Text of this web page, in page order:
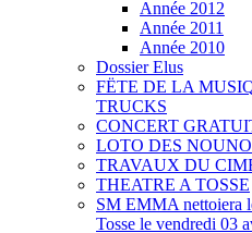
Année 2012
Année 2011
Année 2010
Dossier Elus
FËTE DE LA
TRUCKS
CONCERT
LOTO DES
TRAVAUX DU
THEATRE A TOSSE
SM EMMA nettoiera
Tosse le vendredi 03